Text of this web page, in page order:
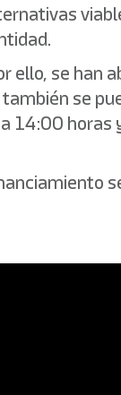
ello, se han
se
14:00